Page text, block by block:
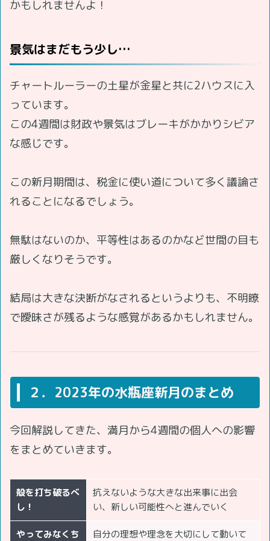
かもしれませんよ！
景気はまだもう少し…
チャートルーラーの土星が金星と共に2ハウスに入
っています。
この4週間は財政や景気はブレーキがかかりシビア
な感じです。
この新月期間は、税金に使い道について多く議論さ
れることになるでしょう。
無駄はないのか、平等性はあるのかなど世間の目も
厳しくなりそうです。
結局は大きな決断がなされるというよりも、不明瞭
で曖昧さが残るような感覚があるかもしれません。
２．2023年の水瓶座新月のまとめ
今回解説してきた、満月から4週間の個人への影響
をまとめていきます。
殻を打ち破るべ
し！
抗えないような大きな出来事に出会
い、新しい可能性へと進んでいく
やってみなくち
自分の理想や理念を大切にして動いて